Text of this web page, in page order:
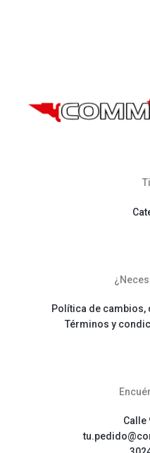
Política de cambios,
Términos y
Calle